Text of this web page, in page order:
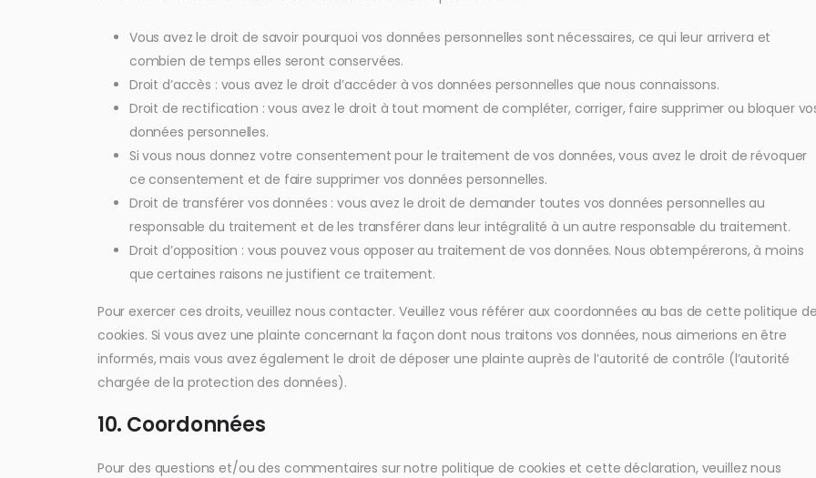
Vous avez le droit de savoir pourquoi vos données personnelles sont nécessaires, ce qui leur arrivera et
combien de temps elles seront conservées.
Droit d’accès : vous avez le droit d’accéder à vos données personnelles que nous connaissons.
Droit de rectification : vous avez le droit à tout moment de compléter, corriger, faire supprimer ou bloquer
données personnelles.
Si vous nous donnez votre consentement pour le traitement de vos données, vous avez le droit de révoquer
ce consentement et de faire supprimer vos données personnelles.
Droit de transférer vos données : vous avez le droit de demander toutes vos données personnelles au
responsable du traitement et de les transférer dans leur intégralité à un autre responsable du traitement.
Droit d’opposition : vous pouvez vous opposer au traitement de vos données. Nous obtempérerons, à moins
que certaines raisons ne justifient ce traitement.
Pour exercer ces droits, veuillez nous contacter. Veuillez vous référer aux coordonnées au bas de cette politique
cookies. Si vous avez une plainte concernant la façon dont nous traitons vos données, nous aimerions en être
informés, mais vous avez également le droit de déposer une plainte auprès de l’autorité de contrôle (l’autorité
chargée de la protection des données).
10. Coordonnées
Pour des questions et/ou des commentaires sur notre politique de cookies et cette déclaration, veuillez nous